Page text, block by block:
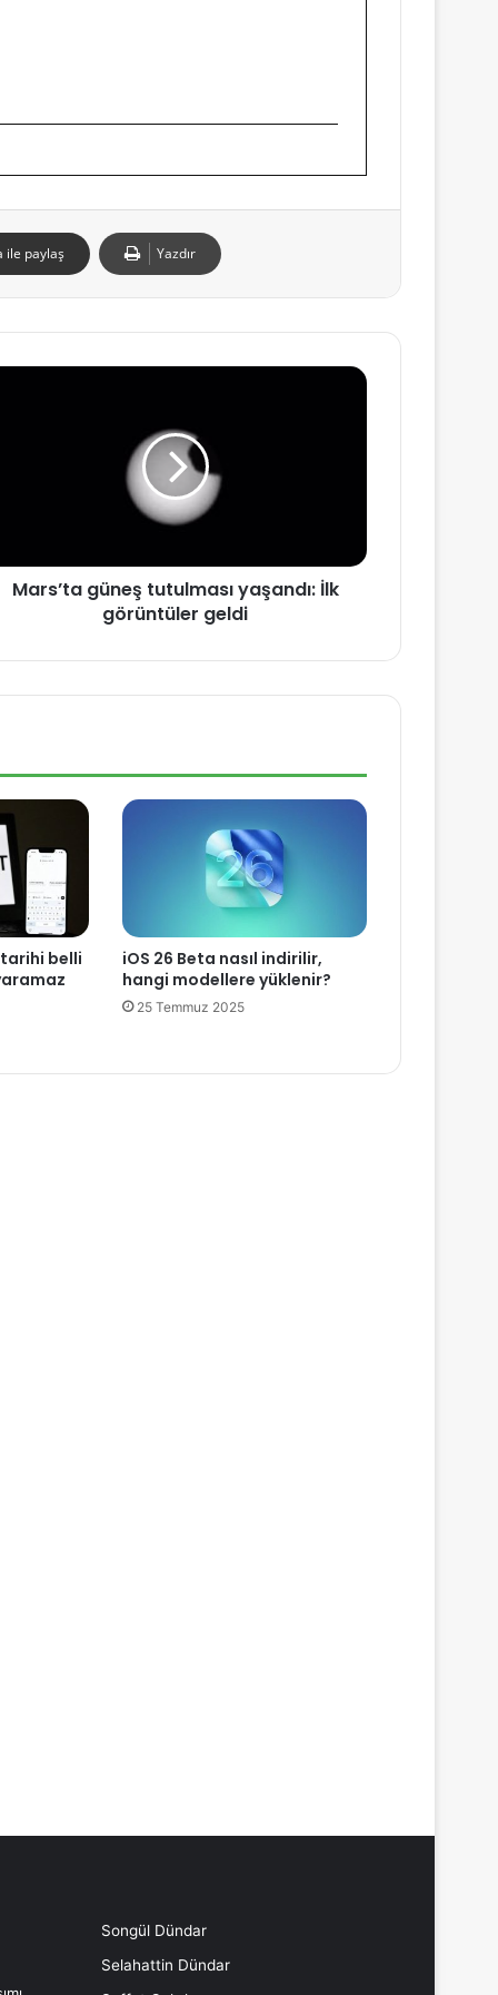
ile paylaş Yazdır
Mars’ta güneş tutulması yaşandı: İlk
görüntüler geldi
tarihi belli
iOS 26 Beta nasıl indirilir,
hangi modellere yüklenir?
25 Temmuz 2025
Songül Dündar
Selahattin Dündar